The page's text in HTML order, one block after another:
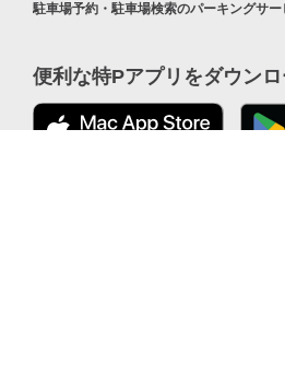
駐車場予約・駐車場検索のパーキングサ
便利な特Pアプリをダウンロ